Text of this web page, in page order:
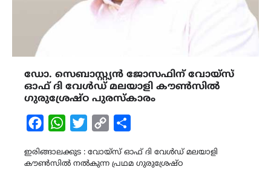
ഡോ. സെബാസ്റ്റ്യൻ ജോസഫിന് വോയ്സ്
ഓഫ് ദി വേൾഡ് മലയാളി കൗൺസിൽ
ഗുരുശ്രേഷ്ഠ പുരസ്കാരം
FacebookWhatsAppTwitterCopy
ഇരിങ്ങാലക്കുട : വോയ്സ് ഓഫ് ദി വേൾഡ് മലയാളി
കൗൺസിൽ നൽകുന്ന പ്രഥമ ഗുരുശ്രേഷ്ഠ